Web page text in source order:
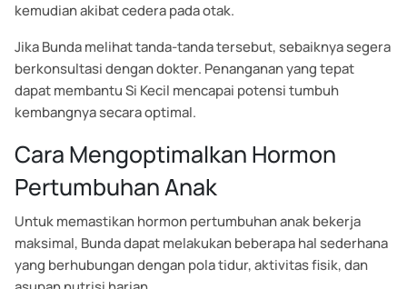
kemudian akibat cedera pada otak.
Jika Bunda melihat tanda-tanda tersebut, sebaiknya segera
berkonsultasi dengan dokter. Penanganan yang tepat
dapat membantu Si Kecil mencapai potensi tumbuh
kembangnya secara optimal.
Cara Mengoptimalkan Hormon
Pertumbuhan Anak
Untuk memastikan hormon pertumbuhan anak bekerja
maksimal, Bunda dapat melakukan beberapa hal sederhana
yang berhubungan dengan pola tidur, aktivitas fisik, dan